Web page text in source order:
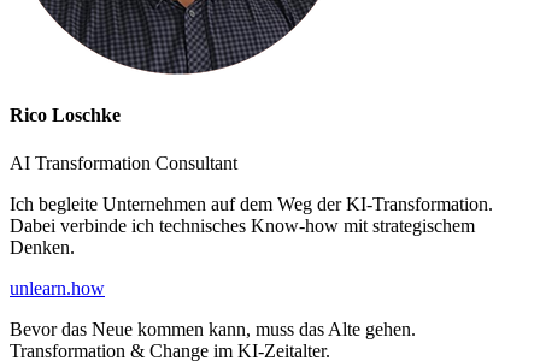
Rico Loschke
AI Transformation Consultant
Ich begleite Unternehmen auf dem Weg der KI-Transformation.
Dabei verbinde ich technisches Know-how mit strategischem
Denken.
unlearn.how
Bevor das Neue kommen kann, muss das Alte gehen.
Transformation & Change im KI-Zeitalter.